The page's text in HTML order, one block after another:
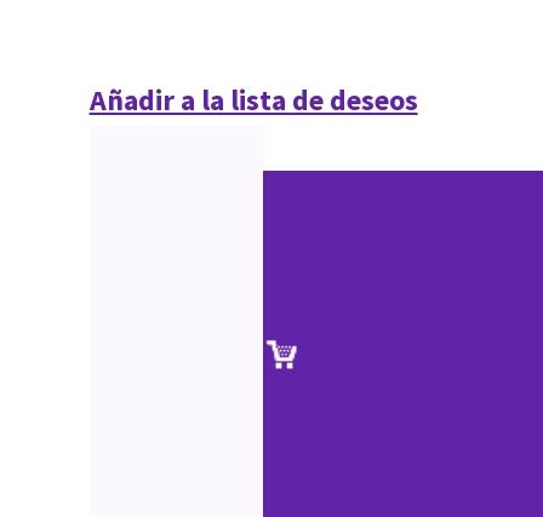
Añadir a la lista de deseos